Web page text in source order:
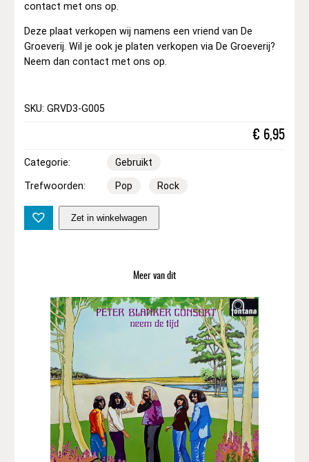
contact met ons op.
Deze plaat verkopen wij namens een vriend van De
Groeverij. Wil je ook je platen verkopen via De Groeverij?
Neem dan contact met ons op.
SKU: GRVD3-G005
€ 6,95
Categorie: Gebruikt
Trefwoorden: Pop Rock
a
f
c
G
n
d
E
l
e
c
Zet in winkelwagen
Meer van dit